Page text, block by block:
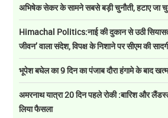
अभिषेक सेकर के सामने सबसे बड़ी चुनौती, हटाए जा
Himachal Politics:नाई की दुकान से उठी
जीवन’ वाला संदेश, विपक्ष के निशाने पर सीएम की
भूपेश बघेल का 9 दिन का पंजाब दौरा हंगामे के बाद
अमरनाथ यात्रा 20 दिन पहले रोकी :बारिश और
लिया फैसला